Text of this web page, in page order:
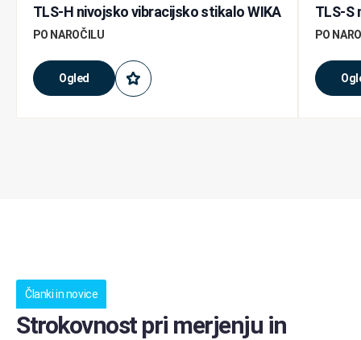
TLS-H nivojsko vibracijsko stikalo WIKA
Ogled
PO NAROČILU
TLS-S
PO
Članki in novice
Strokovnost pri merjenju in